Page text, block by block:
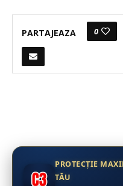
PARTAJEAZA 0
PROTECȚIE
TĂU